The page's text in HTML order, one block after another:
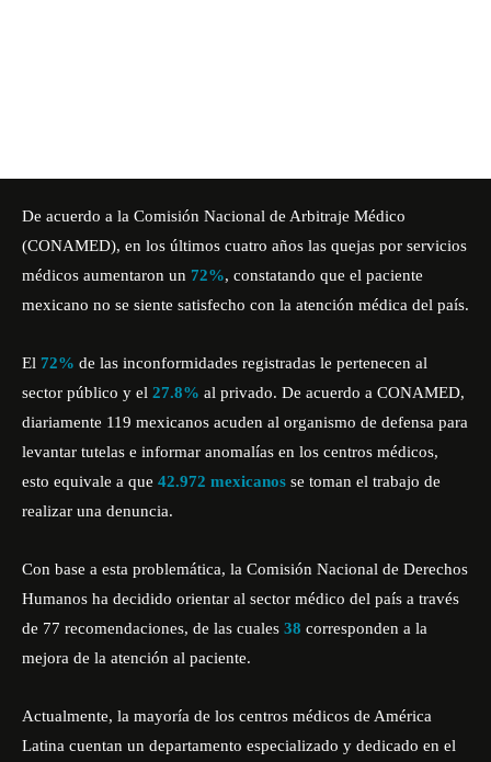
De acuerdo a la Comisión Nacional de Arbitraje Médico
(CONAMED), en los últimos cuatro años las quejas por servicios
médicos aumentaron un 72%, constatando que el paciente
mexicano no se siente satisfecho con la atención médica del país.
El 72% de las inconformidades registradas le pertenecen al
sector público y el 27.8% al privado. De acuerdo a CONAMED,
diariamente 119 mexicanos acuden al organismo de defensa para
levantar tutelas e informar anomalías en los centros médicos,
esto equivale a que 42.972 mexicanos se toman el trabajo de
realizar una denuncia.
Con base a esta problemática, la Comisión Nacional de Derechos
Humanos ha decidido orientar al sector médico del país a través
de 77 recomendaciones, de las cuales 38 corresponden a la
mejora de la atención al paciente.
Actualmente, la mayoría de los centros médicos de América
Latina cuentan un departamento especializado y dedicado en el